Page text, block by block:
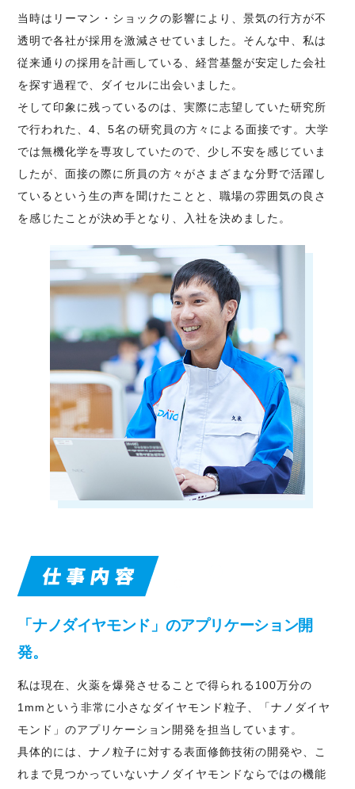
当時はリーマン・ショックの影響により、景気の行方が不
透明で各社が採用を激減させていました。そんな中、私は
従来通りの採用を計画している、経営基盤が安定した会社
を探す過程で、ダイセルに出会いました。
そして印象に残っているのは、実際に志望していた研究所
で行われた、4、5名の研究員の方々による面接です。大学
では無機化学を専攻していたので、少し不安を感じていま
したが、面接の際に所員の方々がさまざまな分野で活躍し
ているという生の声を聞けたことと、職場の雰囲気の良さ
を感じたことが決め手となり、入社を決めました。
「ナノダイヤモンド」のアプリケーション開
発。
私は現在、火薬を爆発させることで得られる100万分の
1mmという非常に小さなダイヤモンド粒子、「ナノダイヤ
モンド」のアプリケーション開発を担当しています。
具体的には、ナノ粒子に対する表面修飾技術の開発や、こ
れまで見つかっていないナノダイヤモンドならではの機能